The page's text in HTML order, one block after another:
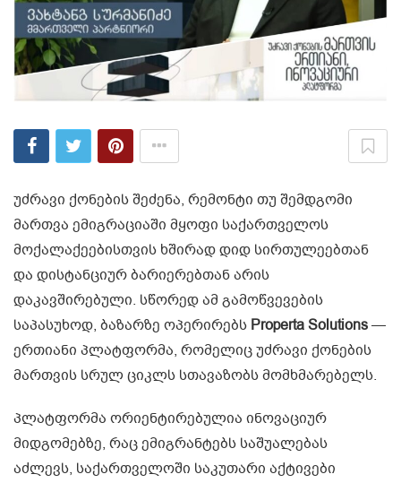
უძრავი ქონების შეძენა, რემონტი თუ შემდგომი
მართვა ემიგრაციაში მყოფი საქართველოს
მოქალაქეებისთვის ხშირად დიდ სირთულეებთან
და დისტანციურ ბარიერებთან არის
დაკავშირებული. სწორედ ამ გამოწვევების
საპასუხოდ, ბაზარზე ოპერირებს Properta Solutions—
ერთიანი პლატფორმა, რომელიც უძრავი ქონების
მართვის სრულ ციკლს სთავაზობს მომხმარებელს.
პლატფორმა ორიენტირებულია ინოვაციურ
მიდგომებზე, რაც ემიგრანტებს საშუალებას
აძლევს, საქართველოში საკუთარი აქტივები